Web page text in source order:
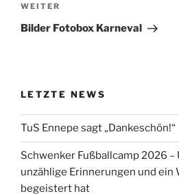
Nächster
Beitrag
WEITER
Bilder Fotobox Karneval
LETZTE NEWS
TuS Ennepe sagt „Dankeschön!“
Schwenker Fußballcamp 2026 –
unzählige Erinnerungen und ein
begeistert hat